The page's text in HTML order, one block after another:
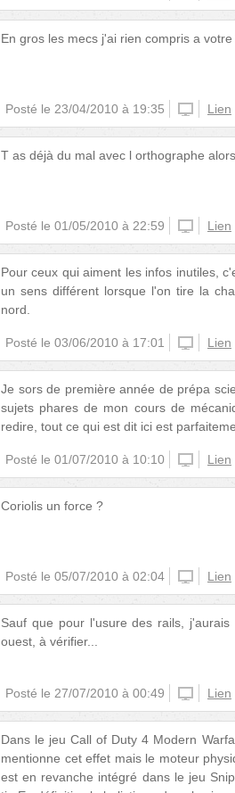
En gros les mecs j'ai rien compris a
Posté le 23/04/2010 à 19:35 unknown
Lien
T as déjà du mal avec l orthographe
Posté le 01/05/2010 à 22:59 unknown
Lien
Pour ceux qui aiment les infos inutiles,
un sens différent lorsque l'on tire la
nord.
Posté le 03/06/2010 à 17:01 unknown
Lien
Je sors de première année de prépa
sujets phares de mon cours de
redire, tout ce qui est dit ici est
Posté le 01/07/2010 à 10:10 unknown
Lien
Coriolis un force ?
Posté le 05/07/2010 à 02:04 unknown
Lien
Sauf que pour l'usure des rails,
ouest, à vérifier...
Posté le 27/07/2010 à 00:49 unknown
Lien
Dans le jeu Call of Duty 4 Modern
mentionne cet effet mais le moteur
est en revanche intégré dans le jeu